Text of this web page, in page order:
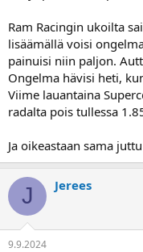
Ram Racingin ukoilta
lisäämällä voisi
painuisi niin paljon.
Ongelma hävisi heti,
Viime lauantaina
radalta pois tullessa
Ja oikeastaan sama
J Jerees
9.9.2024